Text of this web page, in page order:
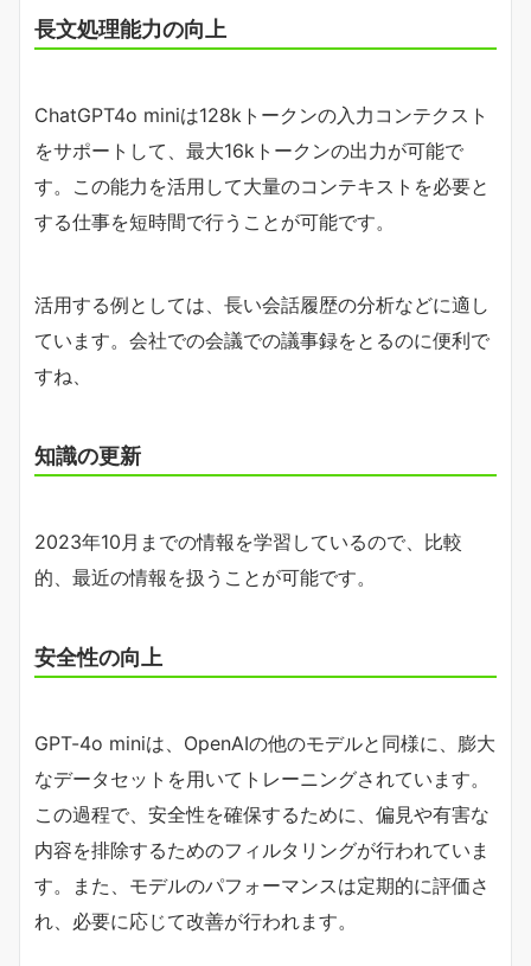
長文処理能力の向上
ChatGPT4o miniは128kトークンの入力コンテクスト
をサポートして、最大16kトークンの出力が可能で
す。この能力を活用して大量のコンテキストを必要と
する仕事を短時間で行うことが可能です。
活用する例としては、長い会話履歴の分析などに適し
ています。会社での会議での議事録をとるのに便利で
すね、
知識の更新
2023年10月までの情報を学習しているので、比較
的、最近の情報を扱うことが可能です。
安全性の向上
GPT-4o miniは、OpenAIの他のモデルと同様に、膨大
なデータセットを用いてトレーニングされています。
この過程で、安全性を確保するために、偏見や有害な
内容を排除するためのフィルタリングが行われていま
す。また、モデルのパフォーマンスは定期的に評価さ
れ、必要に応じて改善が行われます。